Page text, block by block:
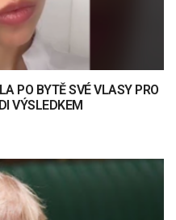
PO BYTĚ SVÉ VLASY PRO
VÝSLEDKEM